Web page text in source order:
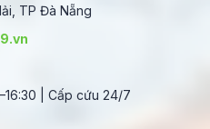
TP Đà Nẵng
| Cấp cứu 24/7